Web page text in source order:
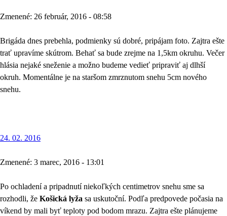
Zmenené: 26 február, 2016 - 08:58
Brigáda dnes prebehla, podmienky sú dobré, pripájam foto. Zajtra ešte
trať upravíme skútrom. Behať sa bude zrejme na 1,5km okruhu. Večer
hlásia nejaké sneženie a možno budeme vedieť pripraviť aj dlhší
okruh. Momentálne je na staršom zmrznutom snehu 5cm nového
snehu.
24. 02. 2016
Zmenené: 3 marec, 2016 - 13:01
Po ochladení a pripadnutí niekoľkých centimetrov snehu sme sa
rozhodli, že Košická lyža sa uskutoční. Podľa predpovede počasia na
víkend by mali byť teploty pod bodom mrazu. Zajtra ešte plánujeme